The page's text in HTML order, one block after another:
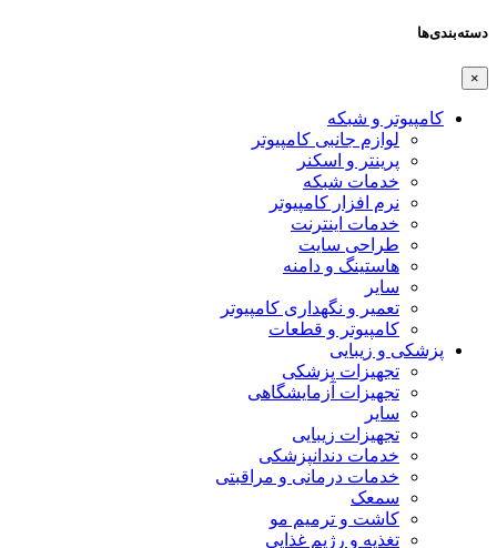
دسته‌بندی‌ها
×
کامپیوتر و شبکه
لوازم جانبی کامپیوتر
پرینتر و اسکنر
خدمات شبکه
نرم افزار کامپیوتر
خدمات اینترنت
طراحی سایت
هاستینگ و دامنه
سایر
تعمیر و نگهداری کامپیوتر
کامپیوتر و قطعات
پزشکی و زیبایی
تجهیزات پزشکی
تجهیزات آزمایشگاهی
سایر
تجهیزات زیبایی
خدمات دندانپزشکی
خدمات درمانی و مراقبتی
سمعک
کاشت و ترمیم مو
تغذیه و رژیم غذایی